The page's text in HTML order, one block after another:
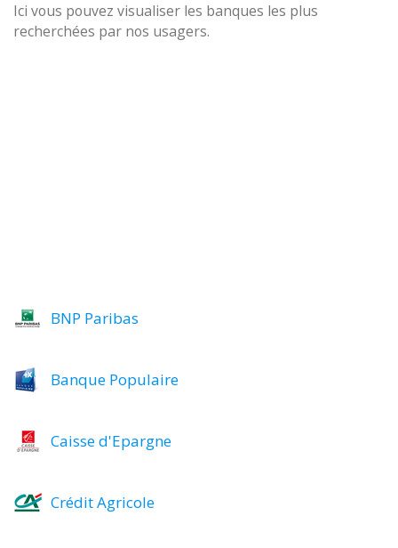
Ici vous pouvez visualiser les banques les plus
recherchées par nos usagers.
BNP Paribas
Banque Populaire
Caisse d'Epargne
Crédit Agricole